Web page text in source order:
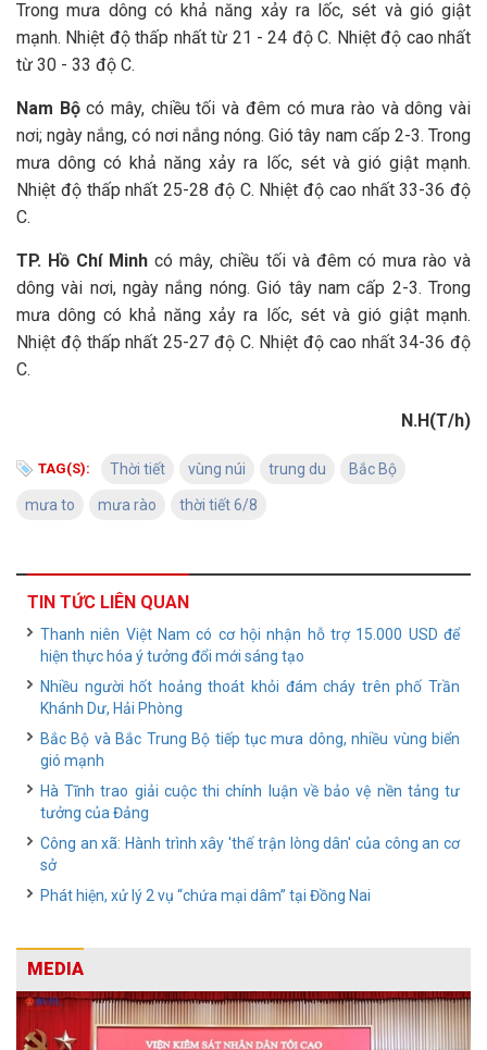
Trong mưa dông có khả năng xảy ra lốc, sét và gió giật
mạnh. Nhiệt độ thấp nhất từ 21 - 24 độ C. Nhiệt độ cao nhất
từ 30 - 33 độ C.
Nam Bộcó mây, chiều tối và đêm có mưa rào và dông vài
nơi; ngày nắng, có nơi nắng nóng. Gió tây nam cấp 2-3. Trong
mưa dông có khả năng xảy ra lốc, sét và gió giật mạnh.
Nhiệt độ thấp nhất 25-28 độ C. Nhiệt độ cao nhất 33-36 độ
C.
TP. Hồ Chí Minh có mây, chiều tối và đêm có mưa rào và
dông vài nơi, ngày nắng nóng. Gió tây nam cấp 2-3. Trong
mưa dông có khả năng xảy ra lốc, sét và gió giật mạnh.
Nhiệt độ thấp nhất 25-27 độ C. Nhiệt độ cao nhất 34-36 độ
C.
N.H(T/h)
TAG(S): Thời tiết vùng núi trung du Bắc Bộ
mưa to mưa rào thời tiết 6/8
TIN TỨC LIÊN QUAN
Thanh niên Việt Nam có cơ hội nhận hỗ trợ 15.000 USD để
hiện thực hóa ý tưởng đổi mới sáng tạo
Nhiều người hốt hoảng thoát khỏi đám cháy trên phố Trần
Khánh Dư, Hải Phòng
Bắc Bộ và Bắc Trung Bộ tiếp tục mưa dông, nhiều vùng biển
gió mạnh
Hà Tĩnh trao giải cuộc thi chính luận về bảo vệ nền tảng tư
tưởng của Đảng
Công an xã: Hành trình xây 'thế trận lòng dân' của công an cơ
sở
Phát hiện, xử lý 2 vụ “chứa mại dâm” tại Đồng Nai
MEDIA